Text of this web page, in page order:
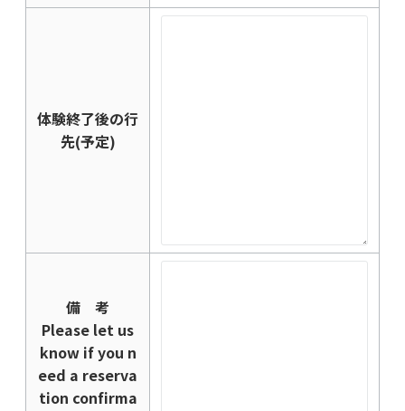
体験終了後の行
先(予定)
備 考
Please let us
know if you n
eed a reserva
tion confirma